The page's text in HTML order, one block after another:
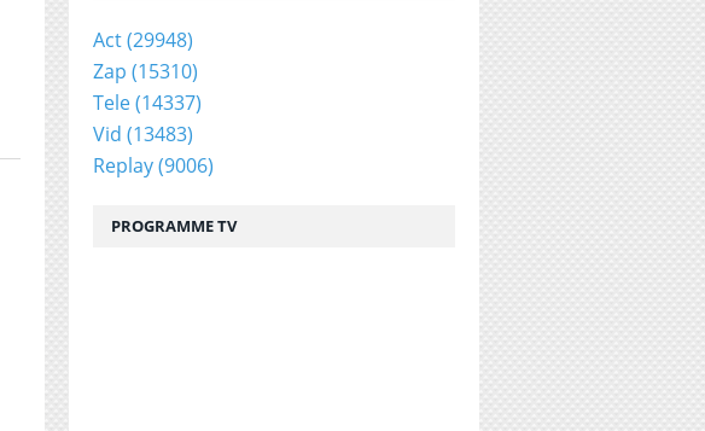
Act(29948)
Zap (15310)
Tele(14337)
Vid (13483)
Replay(9006)
PROGRAMME TV